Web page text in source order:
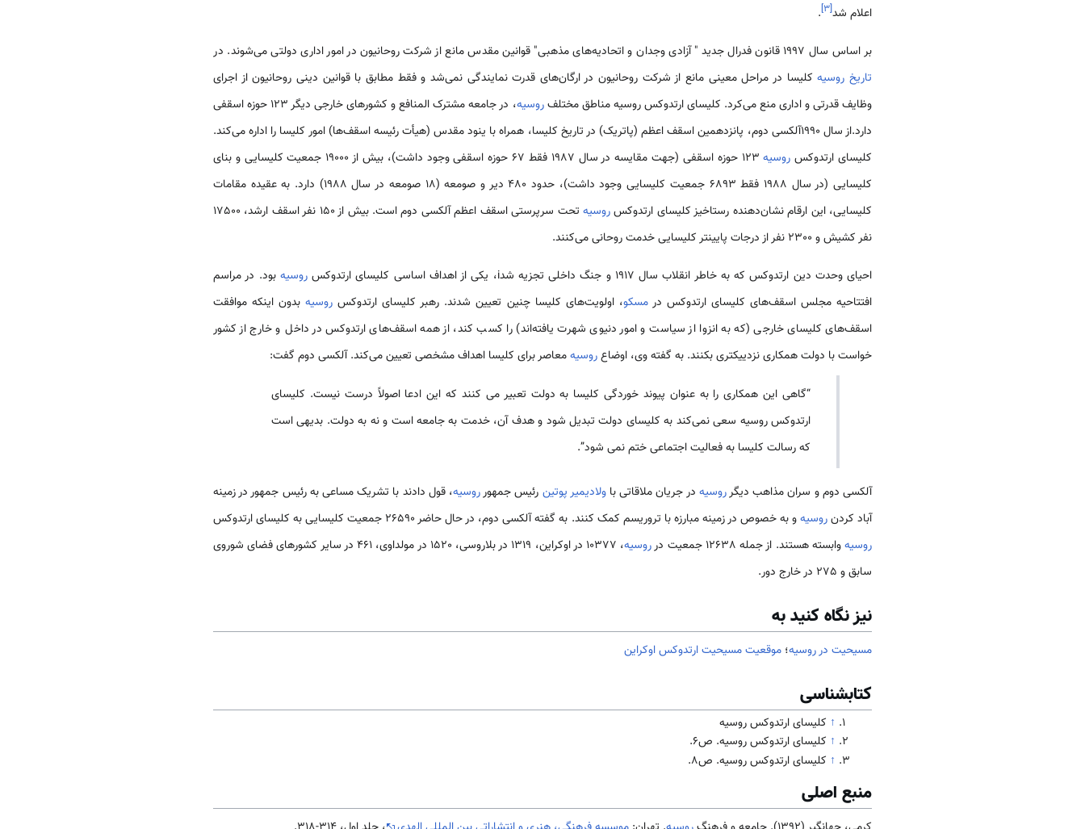
اعلام شد[۳]
.
بر اساس سال 1997 قانون فدرال جدید " آزادی وجدان و اتحادیه‌های مذهبی" قوانین مقدس مانع از شرکت روحانیون در امور اداری دولتی می‌شوند. در
تاریخ روسیهکلیسا در مراحل معینی مانع از شرکت روحانیون در ارگان‌های قدرت نمایندگی نمی‌شد و فقط مطابق با قوانین دینی روحانیون از اجرای
وظایف قدرتی و اداری منع می‌کرد. کلیسای ارتدوکس روسیه مناطق مختلفروسیه
، در جامعه مشترک المنافع و کشورهای خارجی دیگر 123 حوزه اسقفی
دارد.از سال 1990آلکسی دوم، پانزدهمین اسقف اعظم (پاتریک) در تاریخ کلیسا، همراه با ینود مقدس (هیأت رئیسه اسقف‌ها) امور کلیسا را اداره می‌‎کند.
کلیسای ارتدوکس روسیه
123 حوزه اسقفی (جهت مقایسه در سال 1987 فقط 67 حوزه اسقفی وجود داشت)، بیش از 19000 جمعیت کلیسایی و بنای
کلیسایی (در سال 1988 فقط 6893 جمعیت کلیسایی وجود داشت)، حدود 480 دیر و صومعه (18 صومعه در سال 1988) دارد. به عقیده مقامات
کلیسایی، این ارقام نشان‌دهنده رستاخیز کلیسای ارتدوکسروسیه
تحت سرپرستی اسقف اعظم آلکسی دوم است. بیش از 150 نفر اسقف ارشد، 17500
نفر کشیش و 2300 نفر از درجات پایین‎تر کلیسایی خدمت روحانی می‌کنند.
احیای وحدت دین ارتدوکس که به خاطر انقلاب سال 1917 و جنگ داخلی تجزیه شدi، یکی از اهداف اساسی کلیسای ارتدوکس روسیه بود. در مراسم
افتتاحیه مجلس اسقف‌های کلیسای ارتدوکس درمسکو، اولویت‌های کلیسا چنین تعیین شدند. رهبر کلیسای ارتدوکس روسیهبدون اینکه موافقت
اسقف‌های کلیسای خارجی (که به انزوا از سیاست و امور دنیوی شهرت یافته‌اند) را کسب کند، از همه اسقف‌های ارتدوکس در داخل و خارج از کشور
خواست با دولت همکاری نزدییکتری بکنند. به گفته وی، اوضاعروسیهمعاصر برای کلیسا اهداف مشخصی تعیین می‌کند. آلکسی دوم گفت:
“گاهی این همکاری را به عنوان پیوند خوردگی کلیسا به دولت تعبیر می کنند که این ادعا اصولاً درست نیست. کلیسای
ارتدوکس روسیه سعی نمی‌کند به کلیسای دولت تبدیل شود و هدف آن، خدمت به جامعه است و نه به دولت. بدیهی است
که رسالت کلیسا به فعالیت اجتماعی ختم نمی شود”.
آلکسی دوم و سران مذاهب دیگرروسیه در جریان ملاقاتی باولادیمیر پوتین رئیس جمهورروسیه، قول دادند با تشریک مساعی به رئیس جمهور در زمینه
آباد کردنروسیهو به خصوص در زمینه مبارزه با تروریسم کمک کنند. به گفته آلکسی دوم، در حال حاضر 26590 جمعیت کلیسایی به کلیسای ارتدوکس
روسیهوابسته هستند. از جمله 12638 جمعیت در روسیه
، 10377 در اوکراین، 1319 در بلاروسی، 1520 در مولداوی، 461 در سایر کشورهای فضای شوروی
سابق و 275 در خارج دور.
نیز نگاه کنید به
مسیحیت در روسیه؛ موقعیت مسیحیت ارتدوکس اوکراین
کتابشناسی
↑ کلیسای ارتدوکس روسیه
↑ کلیسای ارتدوکس روسیه. ص6.
↑ کلیسای ارتدوکس روسیه. ص8.
منبع اصلی